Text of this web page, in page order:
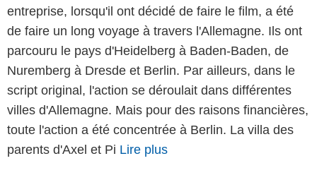
entreprise, lorsqu'il ont décidé de faire le film, a été
de faire un long voyage à travers l'Allemagne. Ils ont
parcouru le pays d'Heidelberg à Baden-Baden, de
Nuremberg à Dresde et Berlin. Par ailleurs, dans le
script original, l'action se déroulait dans différentes
villes d'Allemagne. Mais pour des raisons financières,
toute l'action a été concentrée à Berlin. La villa des
parents d'Axel et Pi Lire plus